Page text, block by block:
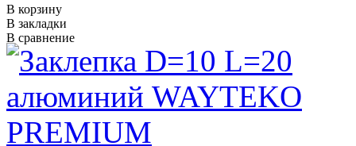
В корзину
В закладки
В сравнение